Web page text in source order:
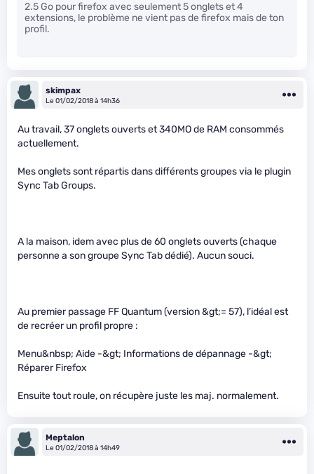
2.5 Go pour firefox avec seulement 5 onglets et 4
extensions, le problème ne vient pas de firefox mais de ton
profil.
skimpax
Le 01/02/2018 à 14h36
Au travail, 37 onglets ouverts et 340MO de RAM consommés
actuellement.
Mes onglets sont répartis dans différents groupes via le plugin
Sync Tab Groups.
A la maison, idem avec plus de 60 onglets ouverts (chaque
personne a son groupe Sync Tab dédié). Aucun souci.
Au premier passage FF Quantum (version &gt;= 57), l’idéal est
de recréer un profil propre :
Menu&nbsp; Aide -&gt; Informations de dépannage -&gt;
Réparer Firefox
Ensuite tout roule, on récupère juste les maj. normalement.
Meptalon
Le 01/02/2018 à 14h49